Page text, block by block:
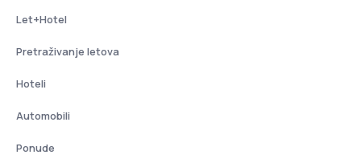
Let+Hotel
Pretraživanje letova
Hoteli
Automobili
Ponude